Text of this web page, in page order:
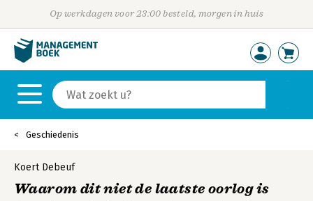
Op werkdagen voor 23:00 besteld, morgen in huis
Geschiedenis
Koert Debeuf
Waarom dit niet de laatste oorlog is